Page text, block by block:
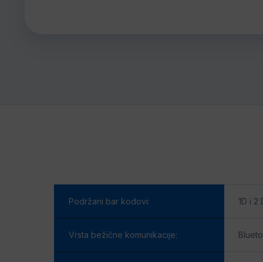
Podržani bar kodovi: 1D i 2
Vrsta bežične komunikacije: